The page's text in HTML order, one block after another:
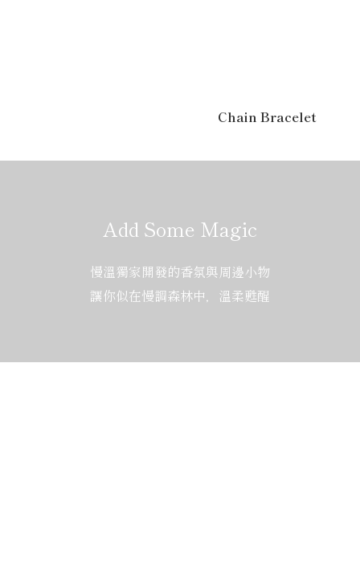
Chain Bracelet
Add Some Magic
慢溫獨家開發的香氛與周邊小物
讓你似在慢調森林中，溫柔甦醒